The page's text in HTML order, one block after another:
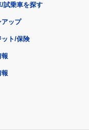
/試乗車を探す
アップ
ット/保険